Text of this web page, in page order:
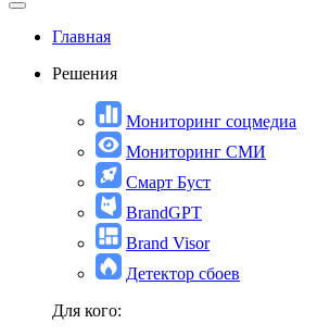
Главная
Решения
Мониторинг соцмедиа
Мониторинг СМИ
Смарт Буст
BrandGPT
Brand Visor
Детектор сбоев
Для кого: